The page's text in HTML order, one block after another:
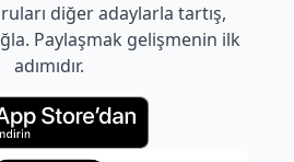
diğer adaylarla tartış,
Paylaşmak gelişmenin ilk
adımıdır.